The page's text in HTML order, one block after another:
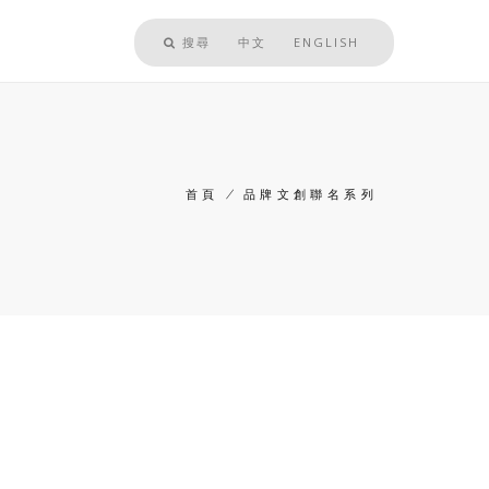
搜尋 中文 ENGLISH
首頁 / 品牌文創聯名系列